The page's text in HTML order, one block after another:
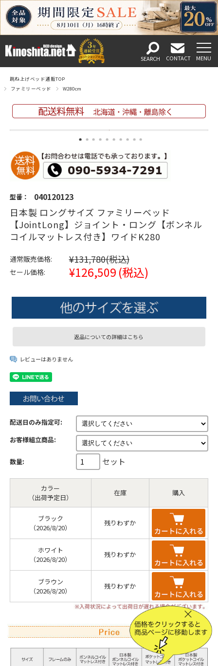
跳ね上げベッド通販TOP
ファミリーベッド
W280cm
型番： 040120123
日本製 ロングサイズ ファミリーベッド
【JointLong】ジョイント・ロング【ボンネル
コイルマットレス付き】ワイドK280
通常販売価格: ¥131,780(税込)
セール価格: ¥126,509 (税込)
返品についての詳細はこちら
レビューはありません
配送日のみ指定可:
お客様組立商品:
数量: セット
カラー
（出荷予定日）
在庫 購入
ブラック
（2026/8/20）
残りわずか
ホワイト
（2026/8/20）
残りわずか
ブラウン
（2026/8/20）
残りわずか